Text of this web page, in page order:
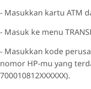
- Masukkan kartu ATM
- Masuk ke menu
- Masukkan kode
nomor HP-mu yang
700010812XXXXXX).